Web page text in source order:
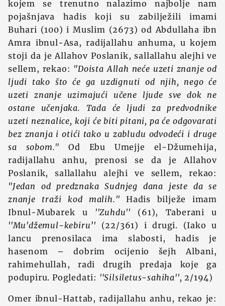
kojem se trenutno nalazimo najbolje nam
pojašnjava hadis koji su zabilježili imami
Buhari (100) i Muslim (2673) od Abdullaha ibn
Amra ibnul-Asa, radijallahu anhuma, u kojem
stoji da je Allahov Poslanik, sallallahu alejhi ve
sellem, rekao: "Doista Allah neće uzeti znanje od
ljudi tako što će ga uzdignuti od njih, nego će
uzeti znanje uzimajući učene ljude sve dok ne
ostane učenjaka. Tada će ljudi za predvodnike
uzeti neznalice, koji će biti pitani, pa će odgovarati
bez znanja i otići tako u zabludu odvodeći i druge
sa sobom." Od Ebu Umejje el-Džumehija,
radijallahu anhu, prenosi se da je Allahov
Poslanik, sallallahu alejhi ve sellem, rekao:
"Jedan od predznaka Sudnjeg dana jeste da se
znanje traži kod malih." Hadis bilježe imam
Ibnul-Mubarek u
''Zuhdu'' (61), Taberani u
''Mu'džemul-kebiru’' (22/361) i drugi. (Iako u
lancu prenosilaca ima slabosti, hadis je
hasenom – dobrim ocijenio šejh Albani,
rahimehullah, radi drugih predaja koje ga
podupiru. Pogledati: ''Silsiletus-sahiha'', 2/194)
Omer ibnul-Hattab, radijallahu anhu, rekao je: